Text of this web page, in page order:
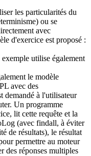
les particularités du
ou se
avec
d'exercice est proposé :
utilise également
le modèle
avec des
demandé à l'utilisateur
Un programme
lit cette requête et la
(avec findall, à éviter
de résultats), le résultat
permettre au moteur
des réponses multiples